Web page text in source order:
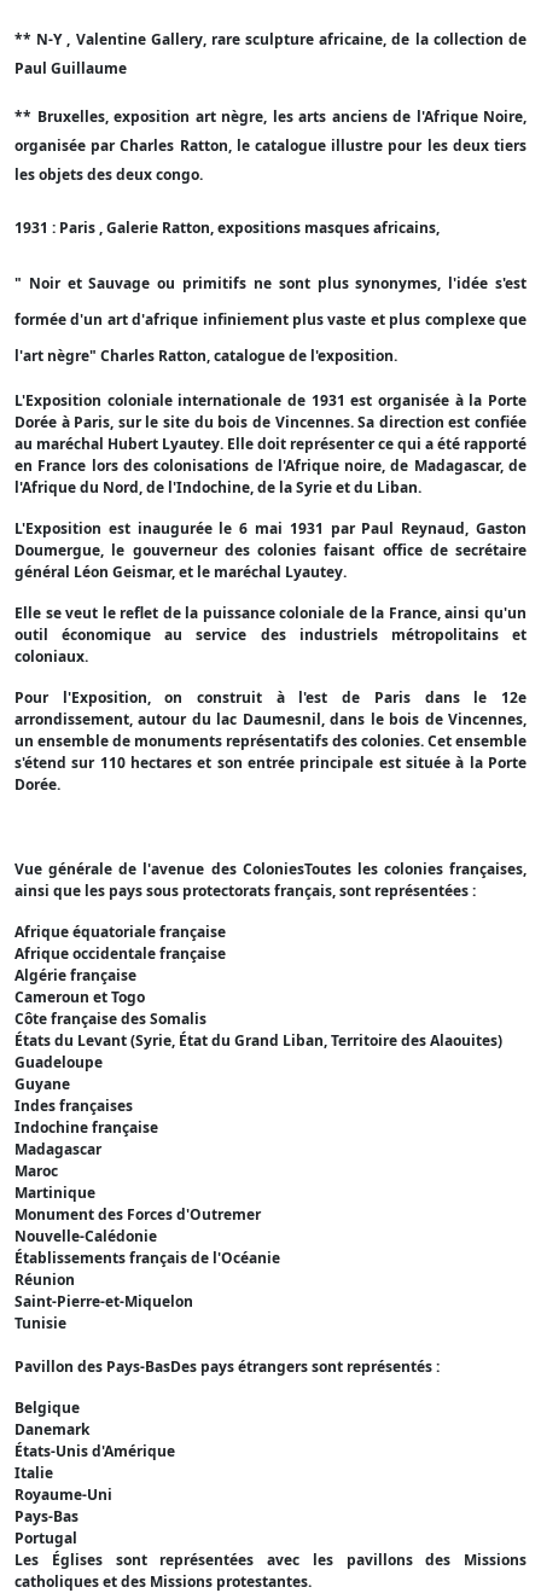
** N-Y , Valentine Gallery, rare sculpture africaine, de la collection de
Paul Guillaume
** Bruxelles, exposition art nègre, les arts anciens de l'Afrique Noire,
organisée par Charles Ratton, le catalogue illustre pour les deux tiers
les objets des deux congo.
1931 : Paris , Galerie Ratton, expositions masques africains,
" Noir et Sauvage ou primitifs ne sont plus synonymes, l'idée s'est
formée d'un art d'afrique infiniement plus vaste et plus complexe que
l'art nègre" Charles Ratton, catalogue de l'exposition.
L'Exposition coloniale internationale de 1931 est organisée à la Porte
Dorée à Paris, sur le site du bois de Vincennes. Sa direction est confiée
au maréchal Hubert Lyautey. Elle doit représenter ce qui a été rapporté
en France lors des colonisations de l'Afrique noire, de Madagascar, de
l'Afrique du Nord, de l'Indochine, de la Syrie et du Liban.
L'Exposition est inaugurée le 6 mai 1931 par Paul Reynaud, Gaston
Doumergue, le gouverneur des colonies faisant office de secrétaire
général Léon Geismar, et le maréchal Lyautey.
Elle se veut le reflet de la puissance coloniale de la France, ainsi qu'un
outil économique au service des industriels métropolitains et
coloniaux.
Pour l'Exposition, on construit à l'est de Paris dans le 12e
arrondissement, autour du lac Daumesnil, dans le bois de Vincennes,
un ensemble de monuments représentatifs des colonies. Cet ensemble
s'étend sur 110 hectares et son entrée principale est située à la Porte
Dorée.
Vue générale de l'avenue des ColoniesToutes les colonies françaises,
ainsi que les pays sous protectorats français, sont représentées :
Afrique équatoriale française
Afrique occidentale française
Algérie française
Cameroun et Togo
Côte française des Somalis
États du Levant (Syrie, État du Grand Liban, Territoire des Alaouites)
Guadeloupe
Guyane
Indes françaises
Indochine française
Madagascar
Maroc
Martinique
Monument des Forces d'Outremer
Nouvelle-Calédonie
Établissements français de l'Océanie
Réunion
Saint-Pierre-et-Miquelon
Tunisie
Pavillon des Pays-BasDes pays étrangers sont représentés :
Belgique
Danemark
États-Unis d'Amérique
Italie
Royaume-Uni
Pays-Bas
Portugal
Les Églises sont représentées avec les pavillons des Missions
catholiques et des Missions protestantes.